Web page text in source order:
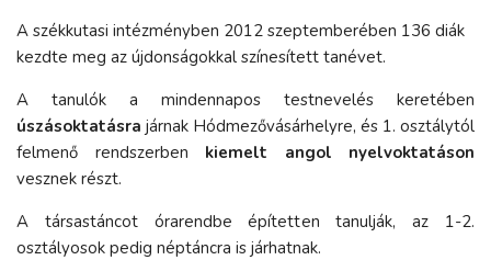
A székkutasi intézményben 2012 szeptemberében 136 diák
kezdte meg az újdonságokkal színesített tanévet.
A tanulók a mindennapos testnevelés keretében
úszásoktatásra járnak Hódmezővásárhelyre, és 1. osztálytól
felmenő rendszerben kiemelt angol nyelvoktatáson
vesznek részt.
A társastáncot órarendbe építetten tanulják, az 1-2.
osztályosok pedig néptáncra is járhatnak.